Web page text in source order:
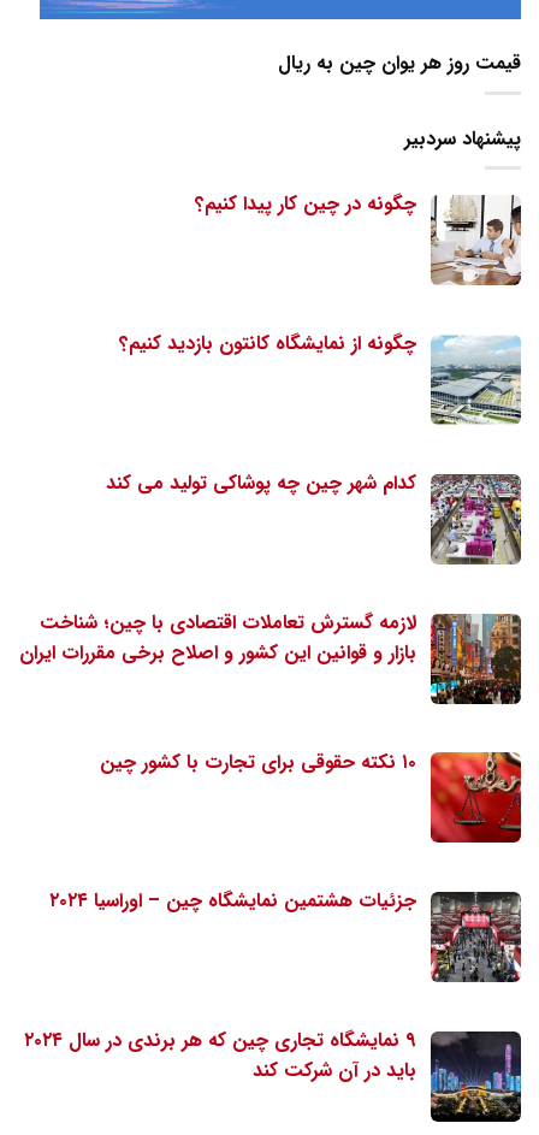
قیمت روز هر یوان چین به ریال
پیشنهاد سردبیر
چگونه در چین کار پیدا کنیم؟
چگونه از نمایشگاه کانتون بازدید کنیم؟
کدام شهر چین چه پوشاکی تولید می کند
لازمه گسترش تعاملات اقتصادی با چین؛ شناخت
بازار و قوانین این کشور و اصلاح برخی مقررات ایران
۱۰ نکته حقوقی برای تجارت با کشور چین
جزئیات هشتمین نمایشگاه چین – اوراسیا ۲۰۲۴
۹ نمایشگاه تجاری چین که هر برندی در سال ۲۰۲۴
باید در آن شرکت کند